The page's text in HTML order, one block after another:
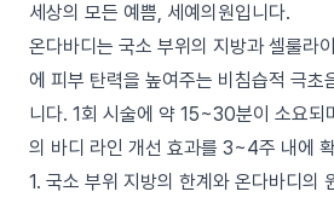
세상의 모든 예쁨, 세예의원입니다.
온다바디는 국소 부위의 지방과 셀룰라
에 피부 탄력을 높여주는 비침습적 극초
니다. 1회 시술에 약 15~30분이 소요되
의 바디 라인 개선 효과를 3~4주 내에
1. 국소 부위 지방의 한계와 온다바디의